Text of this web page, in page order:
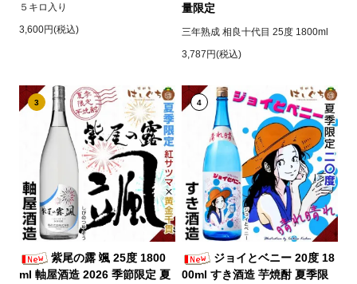
５キロ入り
3,600円(税込)
量限定
三年熟成 相良十代目 25度 1800ml
3,787円(税込)
3
紫尾の露 颯 25度 1800
ml 軸屋酒造 2026 季節限定 夏
4
ジョイとベニー 20度 18
00ml すき酒造 芋焼酎 夏季限